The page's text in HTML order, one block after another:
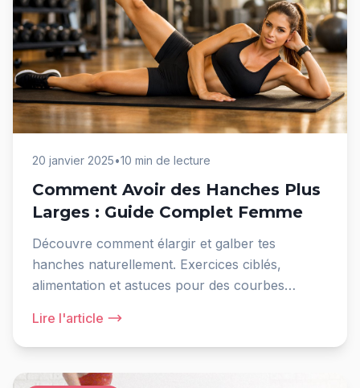
20 janvier 2025•10 min de lecture
Comment Avoir des Hanches Plus
Larges : Guide Complet Femme
Découvre comment élargir et galber tes
hanches naturellement. Exercices ciblés,
alimentation et astuces pour des courbes
Lire l'article